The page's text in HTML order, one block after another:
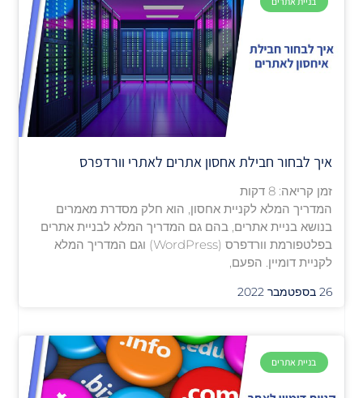
איך לבחור חבילת אחסון אתרים לאתרי וורדפרס
זמן קריאה:8 דקות
המדריך המלא לקניית אחסון, הוא חלק מסדרת מאמרים
בנושא בניית אתרים, בהם גם המדריך המלא לבניית אתרים
בפלטפורמת וורדפרס (WordPress) וגם המדריך המלא
לקניית דומיין. הפעם,
26 בספטמבר 2022
בניית אתרים